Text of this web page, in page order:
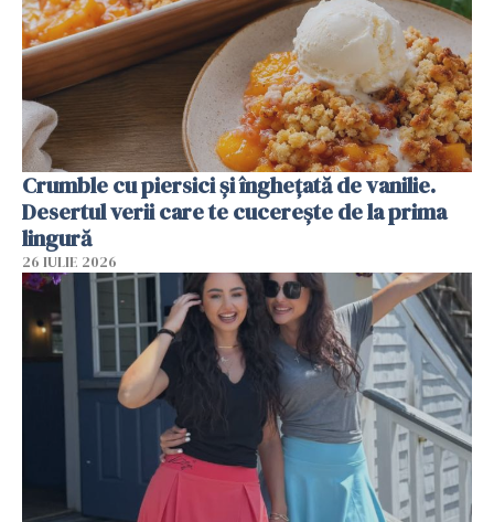
Crumble cu piersici și înghețată de vanilie.
Desertul verii care te cucerește de la prima
lingură
26 IULIE 2026